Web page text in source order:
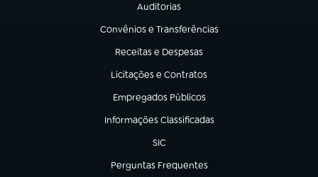
Auditorias
(abre em nova aba)
Convênios e Transferências
(abre em nova aba)
Receitas e Despesas
(abre em nova aba)
Licitações e Contratos
(abre em nova aba)
Empregados Públicos
(abre em nova aba)
Informações Classificadas
(abre em nova aba)
SIC
(abre em nova aba)
Perguntas Frequentes
(abre em nova aba)